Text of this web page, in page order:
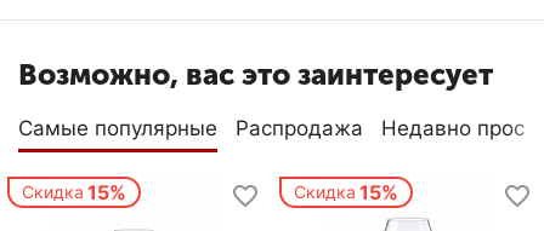
Возможно, вас это заинтересует
Самые популярные Распродажа Недавно
Скидка 15% Скидка 15%